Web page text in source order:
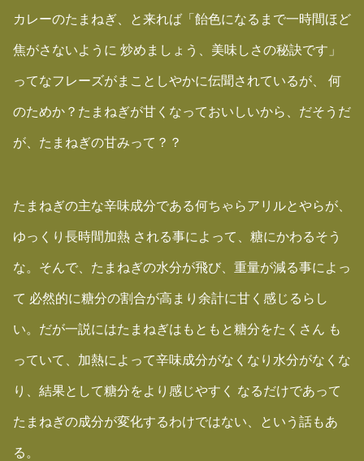
カレーのたまねぎ、と来れば「飴色になるまで一時間ほど
焦がさないように 炒めましょう、美味しさの秘訣です」
ってなフレーズがまことしやかに伝聞されているが、 何
のためか？たまねぎが甘くなっておいしいから、だそうだ
が、たまねぎの甘みって？？
たまねぎの主な辛味成分である何ちゃらアリルとやらが、
ゆっくり長時間加熱 される事によって、糖にかわるそう
な。そんで、たまねぎの水分が飛び、重量が減る事によっ
て 必然的に糖分の割合が高まり余計に甘く感じるらし
い。だが一説にはたまねぎはもともと糖分をたくさん も
っていて、加熱によって辛味成分がなくなり水分がなくな
り、結果として糖分をより感じやすく なるだけであって
たまねぎの成分が変化するわけではない、という話もあ
る。